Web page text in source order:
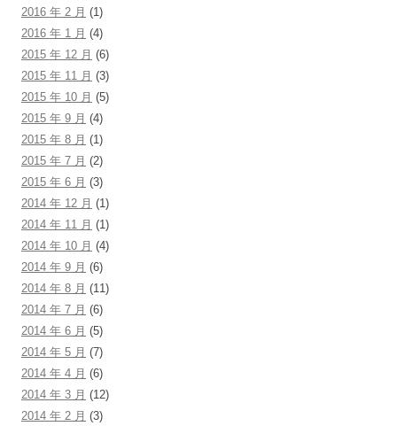
2016 年 2 月 (1)
2016 年 1 月 (4)
2015 年 12 月 (6)
2015 年 11 月 (3)
2015 年 10 月 (5)
2015 年 9 月 (4)
2015 年 8 月 (1)
2015 年 7 月 (2)
2015 年 6 月 (3)
2014 年 12 月 (1)
2014 年 11 月 (1)
2014 年 10 月 (4)
2014 年 9 月 (6)
2014 年 8 月 (11)
2014 年 7 月 (6)
2014 年 6 月 (5)
2014 年 5 月 (7)
2014 年 4 月 (6)
2014 年 3 月 (12)
2014 年 2 月 (3)